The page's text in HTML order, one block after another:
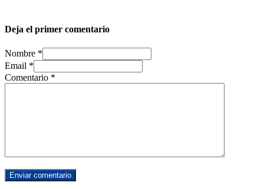
Deja el primer comentario
Nombre *
Email *
Comentario *